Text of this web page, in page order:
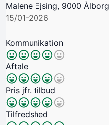
Malene Ejsing, 9000 Ålborg
15/01-2026
Kommunikation
Aftale
Pris jfr. tilbud
Tilfredshed